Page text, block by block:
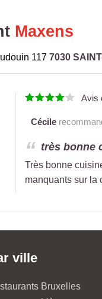
Maxens
117 7030
Avis
Cécile
très bonne
Très bonne
manquants sur la
ville
Bruxelles